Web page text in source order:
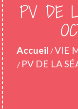
PV DE
Accueil /VIE
/ PV DE LA